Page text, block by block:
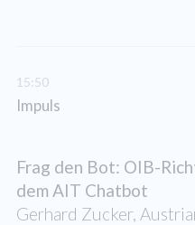
15:50
Impuls
Frag den Bot: OIB-
dem AIT Chatbot
Gerhard Zucker,